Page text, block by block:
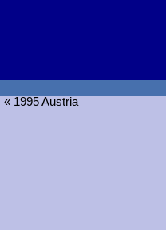
« 1995 Austria